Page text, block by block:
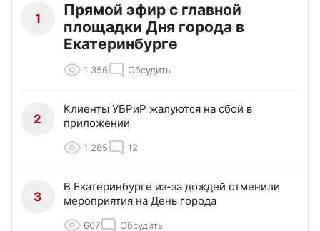
1
Прямой эфир с главной
площадки Дня города в
Екатеринбурге
1 356 Обсудить
2
Клиенты УБРиР жалуются на сбой в
приложении
1 285 12
3
В Екатеринбурге из-за дождей отменили
мероприятия на День города
607 Обсудить